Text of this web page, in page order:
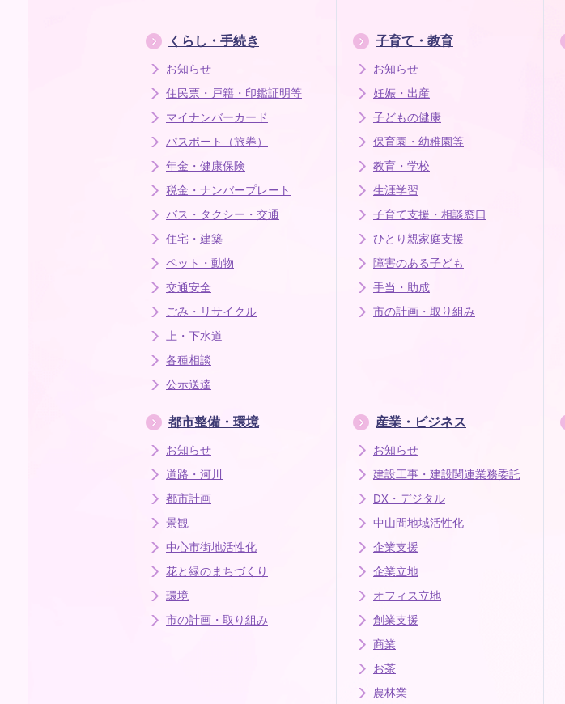
くらし・手続き
お知らせ
住民票・戸籍・印鑑証明等
マイナンバーカード
パスポート（旅券）
年金・健康保険
税金・ナンバープレート
バス・タクシー・交通
住宅・建築
ペット・動物
交通安全
ごみ・リサイクル
上・下水道
各種相談
公示送達
子育て・教育
お知らせ
妊娠・出産
子どもの健康
保育園・幼稚園等
教育・学校
生涯学習
子育て支援・相談窓口
ひとり親家庭支援
障害のある子ども
手当・助成
市の計画・取り組み
都市整備・環境
お知らせ
道路・河川
都市計画
景観
中心市街地活性化
花と緑のまちづくり
環境
市の計画・取り組み
産業・ビジネス
お知らせ
建設工事・建設関連業務委託
DX・デジタル
中山間地域活性化
企業支援
企業立地
オフィス立地
創業支援
商業
お茶
農林業